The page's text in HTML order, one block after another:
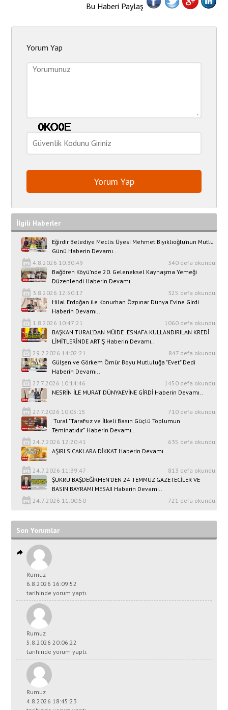
Bu Haberi Paylaş
Yorum Yap
İlgili Haberler
Eğirdir Belediye Meclis Üyesi Mehmet Bıyıklıoğlu’nun Mutlu
Günü Haberin Devamı..
4.8.2026 10:30:49
340 defa okundu.
Bağören Köyü'nde 20. Geleneksel Kaynaşma Yemeği
Düzenlendi Haberin Devamı..
3.8.2026 12:50:17
325 defa okundu.
Hilal Erdoğan ile Konurhan Özpınar Dünya Evine Girdi
Haberin Devamı..
1.8.2026 10:47:21
1060 defa okundu.
BAŞKAN TURAL’DAN MÜJDE ESNAFA KULLANDIRILAN KREDİ
LİMİTLERİNDE ARTIŞ Haberin Devamı..
29.7.2026 14:02:21
847 defa okundu.
Gülşen ve Görkem Ömür Boyu Mutluluğa "Evet" Dedi
Haberin Devamı..
27.7.2026 10:14:46
1450 defa okundu.
NESRİN İLE MURAT DÜNYAEVİNE GİRDİ Haberin Devamı..
27.7.2026 10:05:15
710 defa okundu.
Tural "Tarafsız ve İlkeli Basın Güçlü Toplumun
Teminatıdır” Haberin Devamı..
24.7.2026 12:20:41
635 defa okundu.
AŞIRI SICAKLARA DİKKAT Haberin Devamı..
24.7.2026 11:39:47
813 defa okundu.
ŞÜKRÜ BAŞDEĞİRMEN’DEN 24 TEMMUZ GAZETECİLER VE
BASIN BAYRAMI MESAJI Haberin Devamı..
24.7.2026 11:00:50
721 defa okundu.
Son Yorumlar
Rumuz
6.8.2026 16:09:52
tarihinde yorum yaptı.
Rumuz
5.8.2026 20:06:22
tarihinde yorum yaptı.
Rumuz
4.8.2026 18:45:23